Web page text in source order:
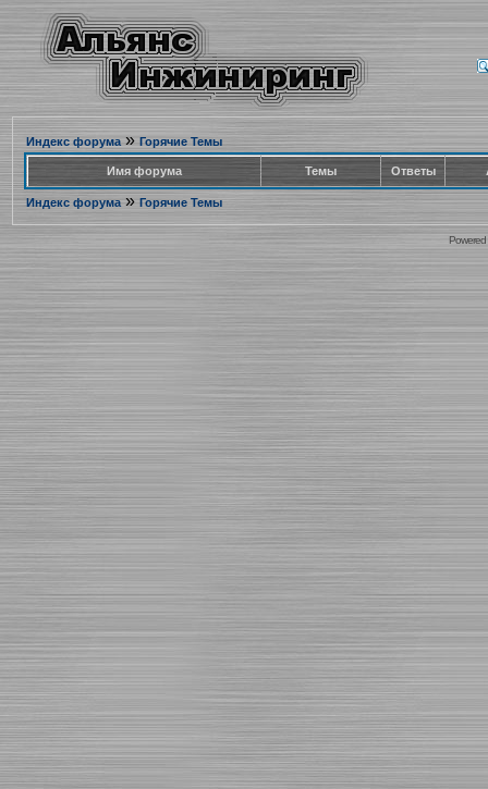
Индекс форума» Горячие Темы
Имя форума Темы Ответы
Индекс форума» Горячие Темы